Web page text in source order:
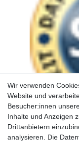
Wir verwenden
Website und
Besucher:innen
Inhalte und Anzeigen
Drittanbietern
analysieren. Die